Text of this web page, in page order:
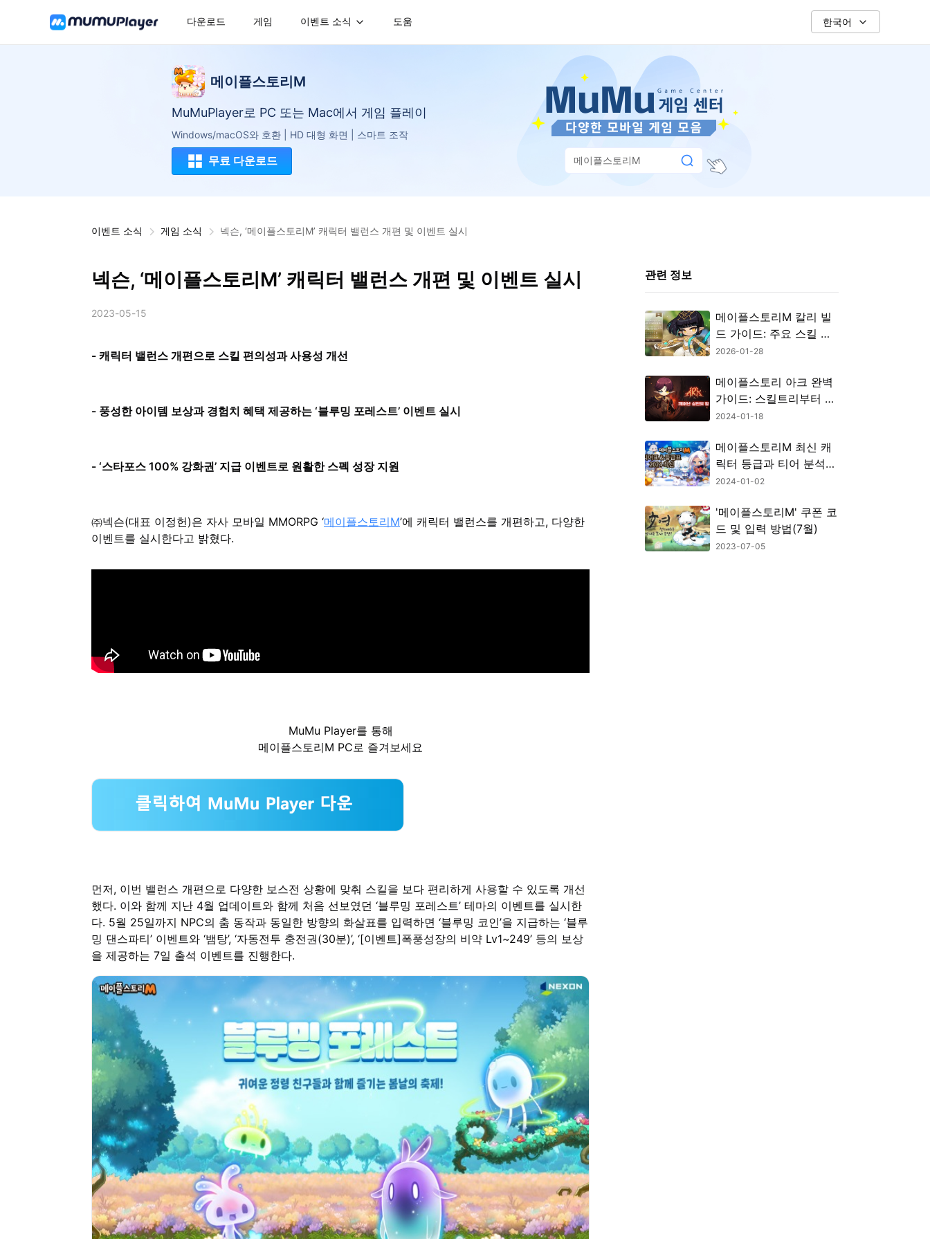
다운로드 게임 이벤트 소식 도움 한국어
메이플스토리M
MuMuPlayer로 PC 또는 Mac에서 게임 플레이
Windows/macOS와 호환 | HD 대형 화면 | 스마트 조작
무료 다운로드 메이플스토리M
이벤트 소식 게임 소식 넥슨, ‘메이플스토리M’ 캐릭터 밸런스 개편 및 이벤트 실시
넥슨, ‘메이플스토리M’ 캐릭터 밸런스 개편 및 이벤트 실시
2023-05-15
- 캐릭터 밸런스 개편으로 스킬 편의성과 사용성 개선
- 풍성한 아이템 보상과 경험치 혜택 제공하는 ‘블루밍 포레스트’ 이벤트 실시
- ‘스타포스 100% 강화권’ 지급 이벤트로 원활한 스펙 성장 지원
㈜넥슨(대표 이정헌)은 자사 모바일 MMORPG ‘메이플스토리M’에 캐릭터 밸런스를 개편하고, 다양한
이벤트를 실시한다고 밝혔다.
MuMu Player를 통해
메이플스토리M PC로 즐겨보세요
먼저, 이번 밸런스 개편으로 다양한 보스전 상황에 맞춰 스킬을 보다 편리하게 사용할 수 있도록 개선
했다. 이와 함께 지난 4월 업데이트와 함께 처음 선보였던 ‘블루밍 포레스트’ 테마의 이벤트를 실시한
다. 5월 25일까지 NPC의 춤 동작과 동일한 방향의 화살표를 입력하면 ‘블루밍 코인’을 지급하는 ‘블루
밍 댄스파티’ 이벤트와 ‘뱀탕’, ‘자동전투 충전권(30분)’, ‘[이벤트]폭풍성장의 비약 Lv1~249’ 등의 보상
을 제공하는 7일 출석 이벤트를 진행한다.
관련 정보
메이플스토리M 칼리 빌
드 가이드: 주요 스킬 파
악과 실제 스킬 사용법
2026-01-28
메이플스토리 아크 완벽
가이드: 스킬트리부터 어
빌리티까지
2024-01-18
메이플스토리M 최신 캐
릭터 등급과 티어 분석
(2024년 1월)
2024-01-02
'메이플스토리M' 쿠폰 코
드 및 입력 방법(7월)
2023-07-05